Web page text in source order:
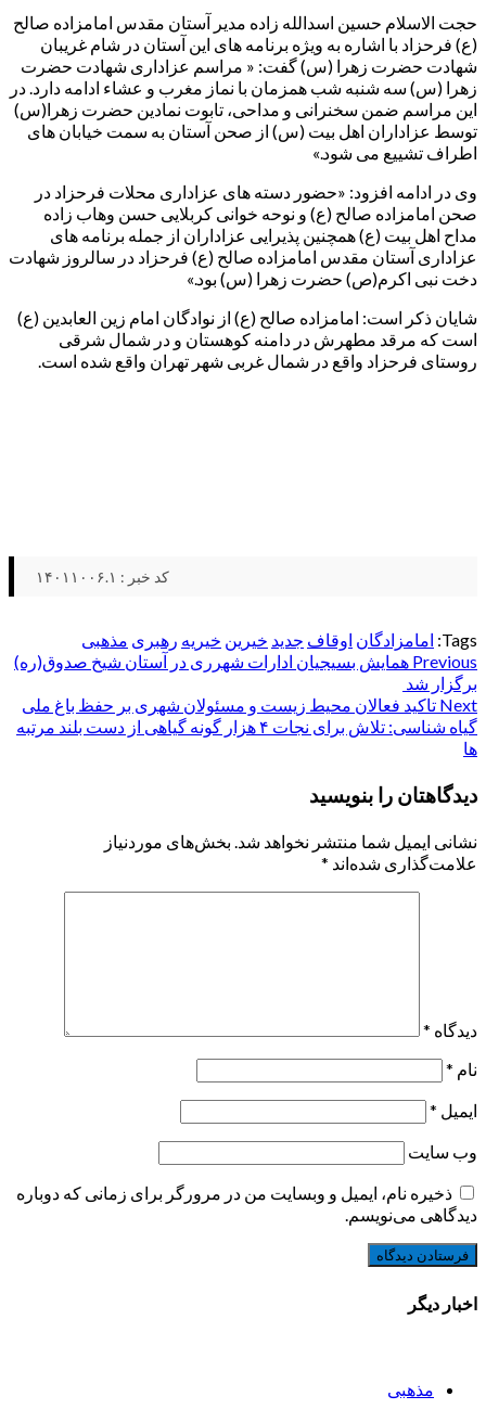
حجت الاسلام حسین اسدالله زاده مدیر آستان مقدس امامزاده صالح
(ع) فرحزاد با اشاره به ویژه برنامه های این آستان در شام غریبان
شهادت حضرت زهرا (س) گفت: « مراسم عزاداری شهادت حضرت
زهرا (س) سه شنبه شب همزمان با نماز مغرب و عشاء ادامه دارد. در
این مراسم ضمن سخنرانی و مداحی، تابوت نمادین حضرت زهرا(س)
توسط عزاداران اهل بیت (س) از صحن آستان به سمت خیابان های
اطراف تشییع می شود.»
وی در ادامه افزود: «حضور دسته های عزاداری محلات فرحزاد در
صحن امامزاده صالح (ع) و نوحه خوانی کربلایی حسن وهاب زاده
مداح اهل بیت (ع) همچنین پذیرایی عزاداران از جمله برنامه های
عزاداری آستان مقدس امامزاده صالح (ع) فرحزاد در سالروز شهادت
دخت نبی اکرم(ص) حضرت زهرا (س) بود.»
شایان ذکر است: امامزاده صالح (ع) از نوادگان امام زین العابدین (ع)
است که مرقد مطهرش در دامنه کوهستان و در شمال شرقی
روستای فرحزاد واقع در شمال غربی شهر تهران واقع شده است.
کد خبر : ۱۴۰۱۱۰۰۶.۱
Tags: امامزادگان اوقاف جدید خیرین خیریه رهبری مذهبی
Post
navigation
Previous همایش بسیجیان ادارات شهرری در آستان شیخ صدوق(ره)
برگزار شد
Next تاکید فعالان محیط زیست و مسئولان شهری بر حفظ باغ ملی
گیاه شناسی: تلاش برای نجات ۴ هزار گونه گیاهی از دست بلند مرتبه
ها
دیدگاهتان را بنویسید
نشانی ایمیل شما منتشر نخواهد شد. بخش‌های موردنیاز
علامت‌گذاری شده‌اند *
دیدگاه *
نام *
ایمیل *
وب‌ سایت
ذخیره نام، ایمیل و وبسایت من در مرورگر برای زمانی که دوباره
دیدگاهی می‌نویسم.
اخبار دیگر
مذهبی